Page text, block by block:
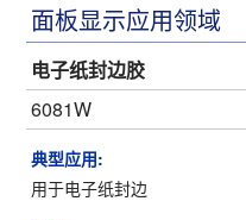
面板显示应用领域
电子纸封边胶
6081W
典型应用:
用于电子纸封边